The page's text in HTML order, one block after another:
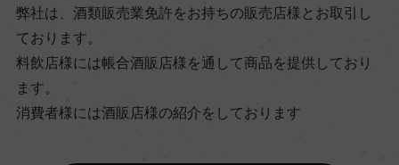
ビオ情報・認証機関
ー
弊社は、酒類販売業免許をお持ちの販売店様とお取引し
ております。
料飲店様には帳合酒販店様を通して商品を提供しており
ます。
消費者様には酒販店様の紹介をしております